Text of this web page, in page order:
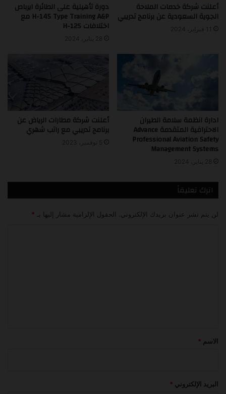
أعلنت شركة خدمات الملاحة
الجوية السعودية عن برنامج تدريبي
دورة تأهيلية على الطائرة ايرباص
H-145 Type Training A&P مع
اختلافات H-125
ادارة انظمة سلامة الطيران
الاحترافية المتقدمة Advance
Professional Aviation Safety
Management Systems
أعلنت شركة مطارات الرياض عن
برنامج تدريبي مع راتب شهري
اترك تعليقاً
لن يتم نشر عنوان بريدك الإلكتروني. الحقول الإلزامية مشار إليها بـ *
*الاسم *
البريد الإلكتروني *